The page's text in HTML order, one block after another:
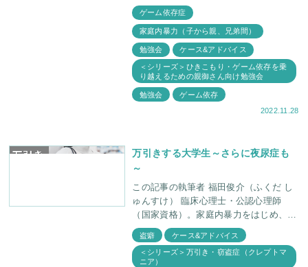
強会は私、福田俊介と親御さんたちとの
交流から始まりました。 「この勉強会
に
ゲーム依存症
家庭内暴力（子から親、兄弟間）
勉強会 ケース&アドバイス
＜シリーズ＞ひきこもり・ゲーム依存を乗
り越えるための親御さん向け勉強会
勉強会
ゲーム依存
2022.11.28
万引きする大学生～さらに夜尿症も
～
この記事の執筆者 福田俊介（ふくだ し
ゅんすけ） 臨床心理士・公認心理師
（国家資格）。家庭内暴力をはじめ、不
登校・過食症・リストカットにおいても
高い治療成績を上げる。大阪府公立学校
盗癖 ケース&アドバイス
＜シリーズ＞万引き・窃盗症（クレプトマ
ニア）